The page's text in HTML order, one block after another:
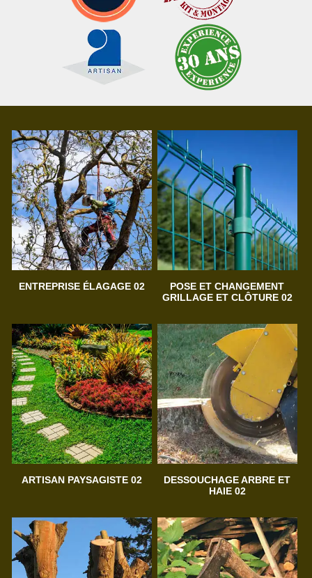
ENTREPRISE ÉLAGAGE 02
POSE ET CHANGEMENT
GRILLAGE ET CLÔTURE 02
ARTISAN PAYSAGISTE 02
DESSOUCHAGE ARBRE ET
HAIE 02